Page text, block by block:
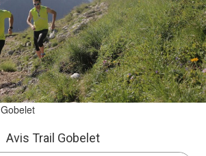
Gobelet
Avis Trail Gobelet